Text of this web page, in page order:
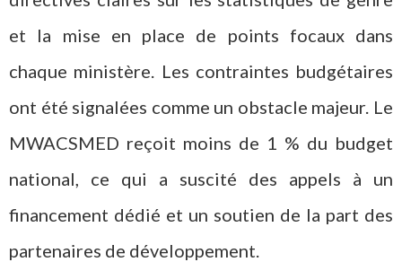
et la mise en place de points focaux dans
chaque ministère. Les contraintes budgétaires
ont été signalées comme un obstacle majeur. Le
MWACSMED reçoit moins de 1 % du budget
national, ce qui a suscité des appels à un
financement dédié et un soutien de la part des
partenaires de développement.